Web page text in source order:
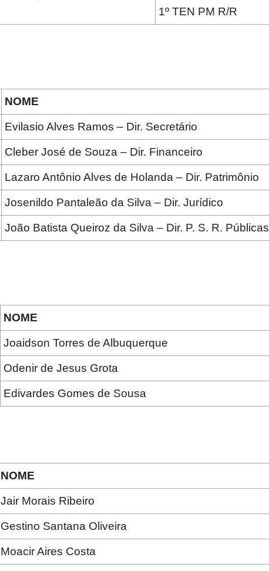
do
do
1º TEN PM R/R
NOME
Evilasio Alves Ramos – Dir. Secretário
Cleber José de Souza – Dir. Financeiro
Lazaro Antônio Alves de Holanda – Dir. Patrimônio
Josenildo Pantaleão da Silva – Dir. Jurídico
João Batista Queiroz da Silva – Dir. P. S. R. Públicas
NOME
Joaidson Torres de Albuquerque
Odenir de Jesus Grota
Edivardes Gomes de Sousa
NOME
Jair Morais Ribeiro
Gestino Santana Oliveira
Moacir Aires Costa